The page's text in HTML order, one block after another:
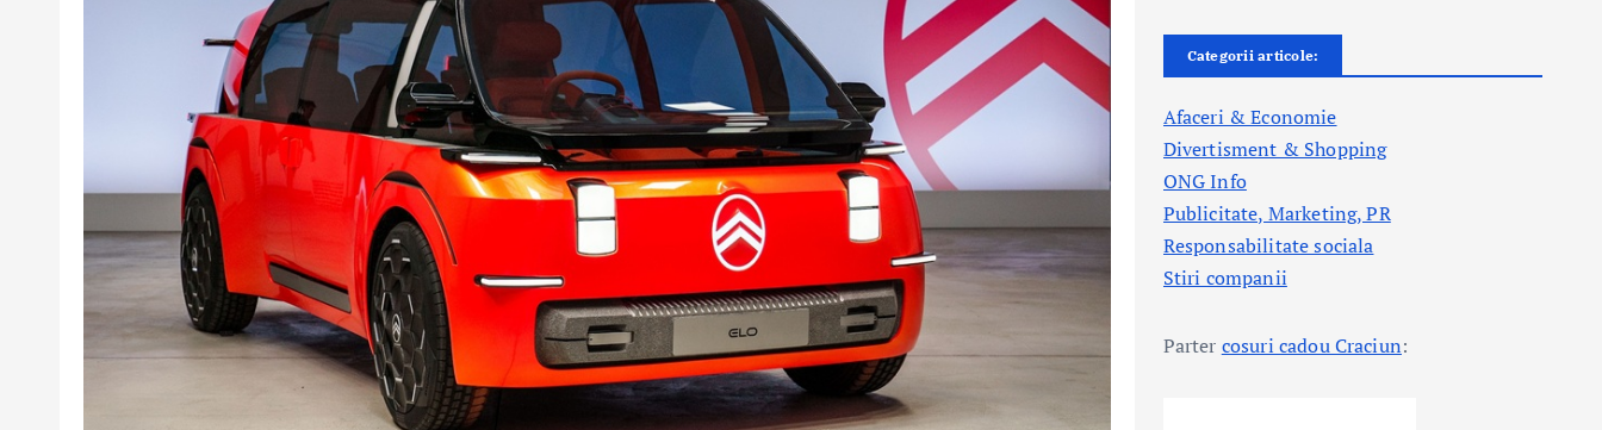
Categorii articole:
Afaceri & Economie
Divertisment & Shopping
ONG Info
Publicitate, Marketing, PR
Responsabilitate sociala
Stiri companii
Parter cosuri cadou Craciun: